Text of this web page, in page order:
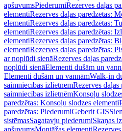
apšuvumsPiederumiRezerves daļas
elementiRezerves daļas paredzētas:
elementiRezerves daļas paredzētas:
elementiRezerves daļas paredzētas:
elementiRezerves daļas paredzētas:
elementiRezerves daļas paredzētas:
ar noplūdi sienāRezerves daļas
noplūdi sienāElementi dušām un
Elementi dušām un vannāmWalk-in
saimniecības izlietnēmRezerves daļas
saimniecības izlietnēmKonsoļu
paredzētas: Konsoļu slodzes elementi
paredzētas: PiederumiGeberit GIS
sistēmasSagatavju piederumiSkaņas
apšuvumsMontāžas elementi